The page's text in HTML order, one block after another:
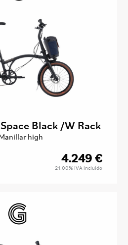
Black /W Rack
high
4.249 €
21.00% IVA incluido